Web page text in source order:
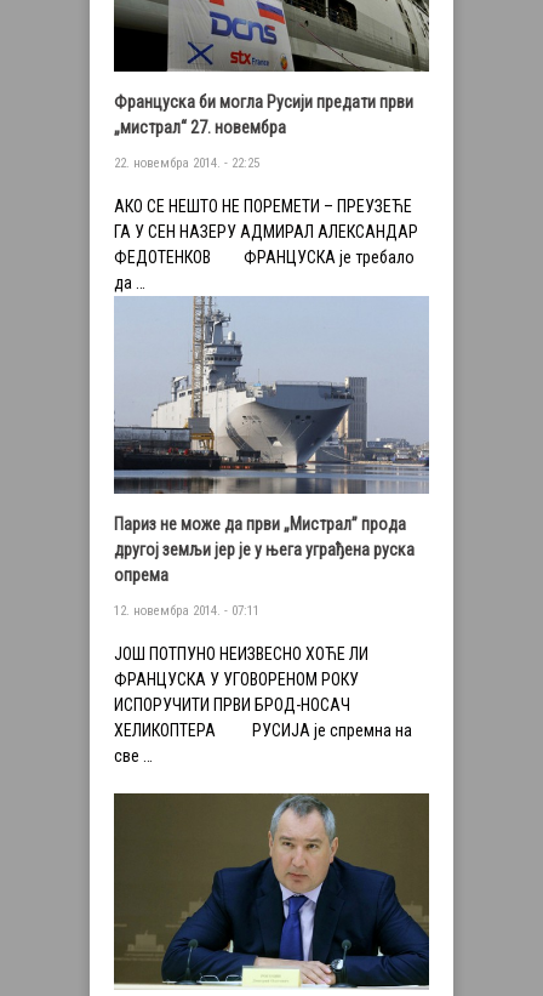
Француска би могла Русији предати први
„мистрал“ 27. новембра
22. новембра 2014. - 22:25
АКО СЕ НЕШТО НЕ ПОРЕМЕТИ – ПРЕУЗЕЋЕ
ГА У СЕН НАЗЕРУ АДМИРАЛ АЛЕКСАНДАР
ФЕДОТЕНКОВ ФРАНЦУСКА је требало
да …
Париз не може да први „Мистрал” прода
другој земљи јер је у њега уграђена руска
опрема
12. новембра 2014. - 07:11
ЈОШ ПОТПУНО НЕИЗВЕСНО ХОЋЕ ЛИ
ФРАНЦУСКА У УГОВОРEНОМ РОКУ
ИСПОРУЧИТИ ПРВИ БРОД-НОСАЧ
ХЕЛИКОПТЕРА РУСИЈА је спремна на
све …